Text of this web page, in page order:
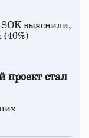
выяснили,
проект стал